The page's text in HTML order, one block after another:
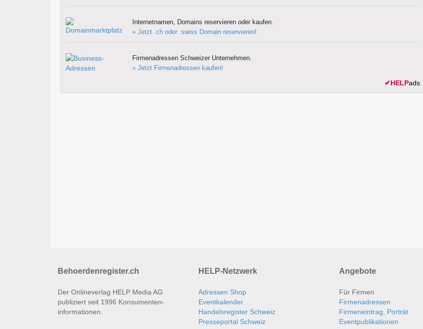
Internetnamen, Domains reservieren oder kaufen.
» Jetzt .ch oder .swiss Domain reservieren!
Firmenadressen Schweizer Unternehmen.
» Jetzt Firmenadressen kaufen!
✔HELPads
Behoerdenregister.ch
Der Onlineverlag HELP Media AG
publiziert seit 1996 Konsumenten­
informationen.
HELP-Netzwerk
Adressen Shop
Eventkalender
Handelsregister Schweiz
Presseportal Schweiz
Angebote
Für Firmen
Firmenadressen
Firmeneintrag, Porträt
Eventpublikationen